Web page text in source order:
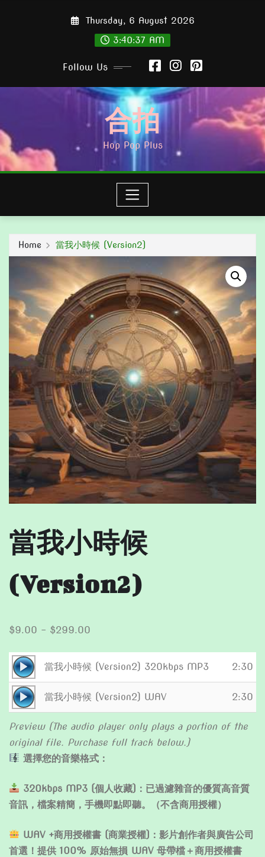
Thursday, 6 August 2026
3:40:38 AM
Follow Us
合拍
Hop Pop Plus
Home 當我小時候 (Version2)
當我小時候
(Version2)
$9.00 – $299.00
$9.00
$299.00
Audio
Player
當我小時候 (Version2) 320kbps MP3 2:30
Audio
Player
當我小時候 (Version2) WAV 2:30
Preview (The audio player only plays a portion of the
original file. Purchase full track below.)
選擇您的音樂格式：
320kbps MP3 (個人收藏)：已過濾雜音的優質高音質
音訊，檔案精簡，手機即點即聽。（不含商用授權）
WAV +商用授權書 (商業授權)：影片創作者與廣告公司
首選！提供 100% 原始無損 WAV 母帶檔＋商用授權書